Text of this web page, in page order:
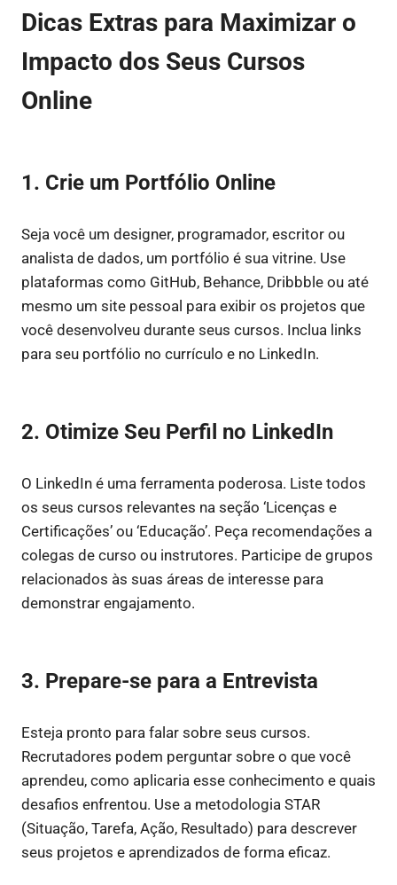
Dicas Extras para Maximizar o
Impacto dos Seus Cursos
Online
1. Crie um Portfólio Online
Seja você um designer, programador, escritor ou
analista de dados, um portfólio é sua vitrine. Use
plataformas como GitHub, Behance, Dribbble ou até
mesmo um site pessoal para exibir os projetos que
você desenvolveu durante seus cursos. Inclua links
para seu portfólio no currículo e no LinkedIn.
2. Otimize Seu Perfil no LinkedIn
O LinkedIn é uma ferramenta poderosa. Liste todos
os seus cursos relevantes na seção ‘Licenças e
Certificações’ ou ‘Educação’. Peça recomendações a
colegas de curso ou instrutores. Participe de grupos
relacionados às suas áreas de interesse para
demonstrar engajamento.
3. Prepare-se para a Entrevista
Esteja pronto para falar sobre seus cursos.
Recrutadores podem perguntar sobre o que você
aprendeu, como aplicaria esse conhecimento e quais
desafios enfrentou. Use a metodologia STAR
(Situação, Tarefa, Ação, Resultado) para descrever
seus projetos e aprendizados de forma eficaz.